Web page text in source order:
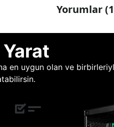
Yorumlar
en uygun olan ve